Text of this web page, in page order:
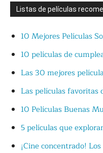
Listas de películas
10 Mejores Películas
10 películas de
Las 30 mejores
Las películas favoritas
10 Películas Buenas
5 películas que
¡Cine concentrado!